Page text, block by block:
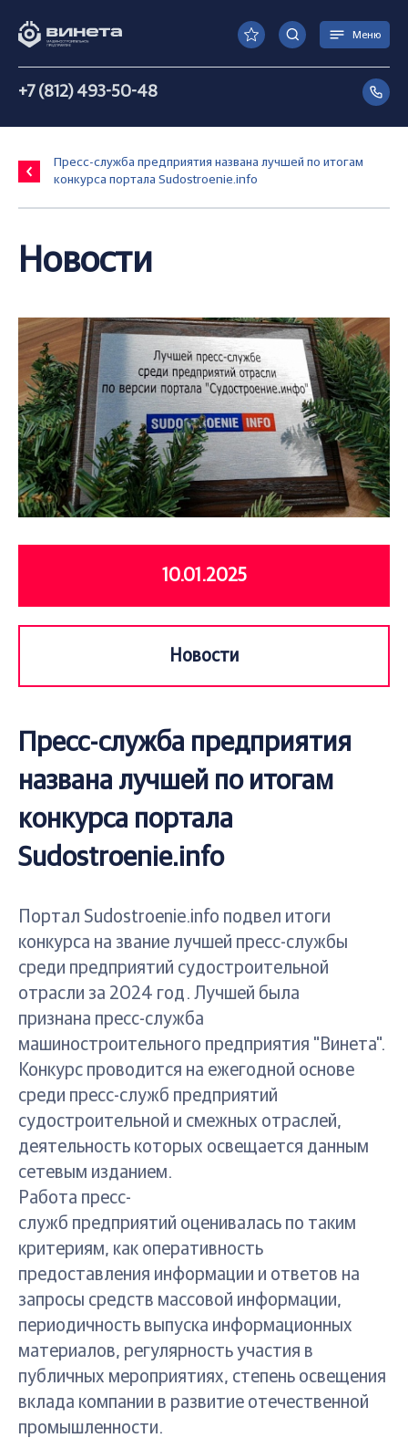
Меню
+7 (812) 493-50-48
Пресс-служба предприятия названа лучшей по итогам
конкурса портала Sudostroenie.info
Новости
10.01.2025
Новости
Пресс-служба предприятия
названа лучшей по итогам
конкурса портала
Sudostroenie.info
Портал Sudostroenie.info подвел итоги
конкурса на звание лучшей пресс-службы
среди предприятий судостроительной
отрасли за 2024 год. Лучшей была
признана пресс-служба
машиностроительного предприятия "Винета".
Конкурс проводится на ежегодной основе
среди пресс-служб предприятий
судостроительной и смежных отраслей,
деятельность которых освещается данным
сетевым изданием.
Работа пресс-
служб предприятий оценивалась по таким
критериям, как оперативность
предоставления информации и ответов на
запросы средств массовой информации,
периодичность выпуска информационных
материалов, регулярность участия в
публичных мероприятиях, степень освещения
вклада компании в развитие отечественной
промышленности.